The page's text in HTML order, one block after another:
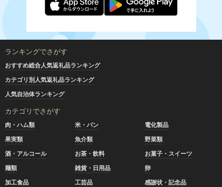
ランキングでさがす
おすすめ総合人気返礼品ランキング
カテゴリ別人気返礼品ランキング
人気自治体ランキング
カテゴリでさがす
肉・ハム類 米・パン
電化製品
果実類
魚介類
野菜類
酒・アルコール
お茶・飲料
お菓子・スイーツ
麺類
雑貨・日用品
卵
加工食品
工芸品
感謝状・記念品